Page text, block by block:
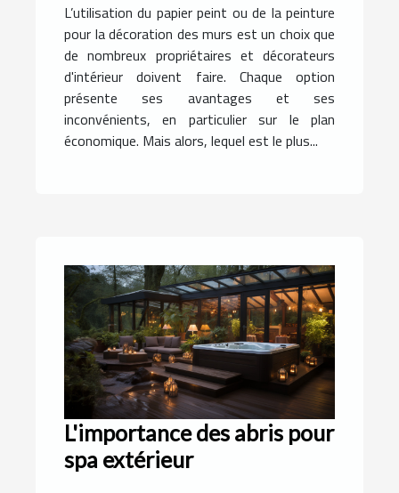
l'utilisation du papier peint
plutôt que de la peinture
L’utilisation du papier peint ou de la peinture
pour la décoration des murs est un choix que
de nombreux propriétaires et décorateurs
d'intérieur doivent faire. Chaque option
présente ses avantages et ses
inconvénients, en particulier sur le plan
économique. Mais alors, lequel est le plus...
L'importance des abris pour
spa extérieur